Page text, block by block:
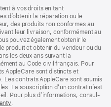
à vos droits en tant
d’obtenir la réparation ou le
des pro­duits non conformes au
leur livraison, conformément au
pouvez égale­ment obtenir le
produit et obtenir du vendeur ou du
les deux ans suivant la
au Code civil français. Pour
AppleCare sont distincts et
Les contrats AppleCare sont soumis
La souscription d’un contrat n’est
Pour plus d’infor­mations, consul­
(s’ouvre
.